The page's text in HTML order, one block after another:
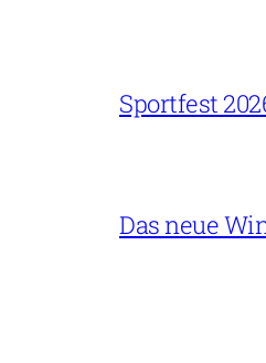
Sportfest
Das neue